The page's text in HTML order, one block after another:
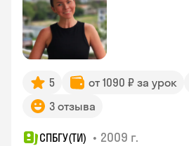
5 от 1090 ₽ за урок
3 отзыва
СПБГУ(ТИ) • 2009 г.